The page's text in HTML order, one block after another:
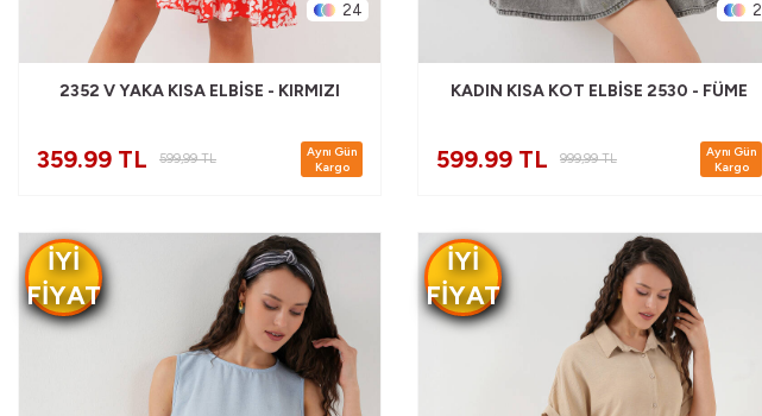
24
2352 V YAKA KISA ELBISE - KIRMIZI
359.99 TL 599,99TL
Aynı Gün
Kargo
2
KADIN KISA KOT ELBISE 2530 - FÜME
599.99 TL 999,99TL
Aynı Gün
Kargo
IYI
FIYAT
IYI
FIYAT